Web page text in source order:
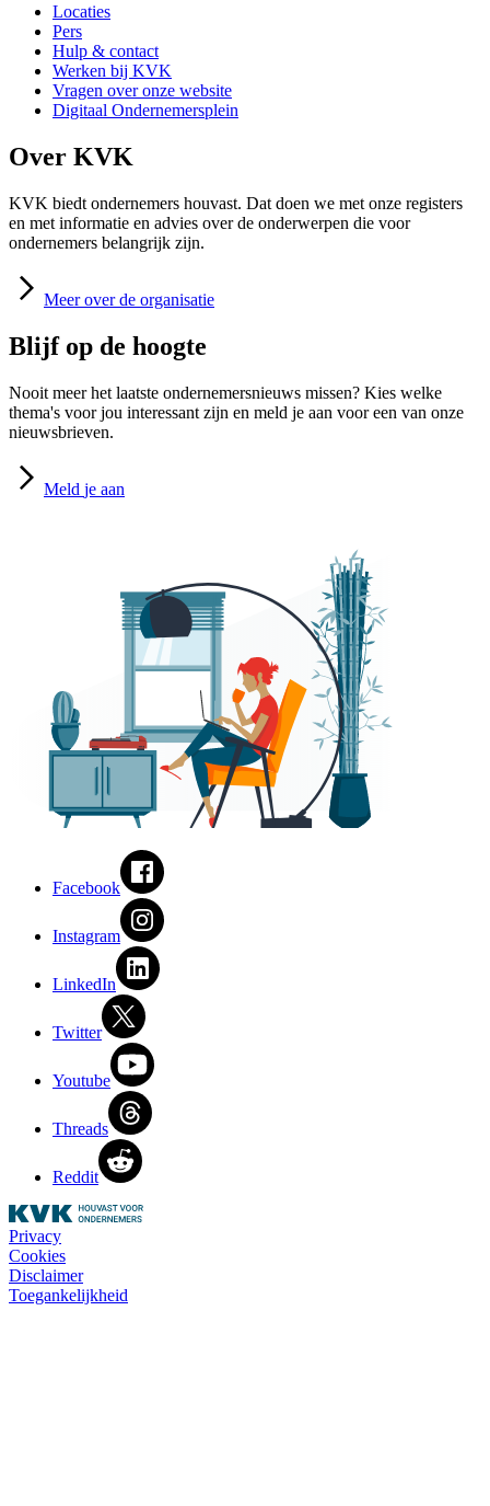
Locaties
Pers
Hulp & contact
Werken bij KVK
Vragen over onze website
Digitaal Ondernemersplein
Over KVK
KVK biedt ondernemers houvast. Dat doen we met onze registers
en met informatie en advies over de onderwerpen die voor
ondernemers belangrijk zijn.
Meer over de organisatie
Blijf op de hoogte
Nooit meer het laatste ondernemersnieuws missen? Kies welke
thema's voor jou interessant zijn en meld je aan voor een van onze
nieuwsbrieven.
Meld je aan
Facebook
Instagram
LinkedIn
Twitter
Youtube
Threads
Reddit
Privacy
Cookies
Disclaimer
Toegankelijkheid